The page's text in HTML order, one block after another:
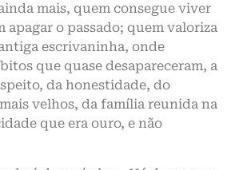
mais, quem consegue viver
apagar o passado; quem valoriza
escrivaninha, onde
que quase desapareceram, a
da honestidade, do
velhos, da família reunida na
que era ouro, e não